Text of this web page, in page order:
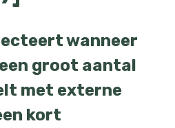
wanneer
groot aantal
met externe
kort